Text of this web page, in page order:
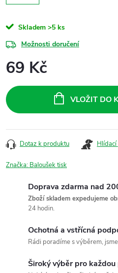
Skladem >5 ks
Možnosti doručení
69 Kč
cena:
VLOŽIT DO
Dotaz k produktu Hlídací
Značka: Baloušek tisk
Doprava zdarma nad
Zboží skladem expedujeme
24 hodin.
Ochotná a vstřícná
Rádi poradíme s výběrem,
Široký výběr pro